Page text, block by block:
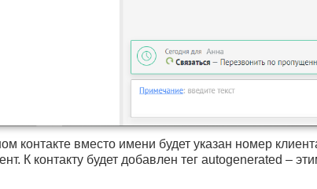
контакте вместо имени будет указан номер
К контакту будет добавлен тег autogenerated –